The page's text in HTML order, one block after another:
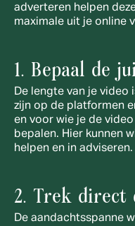
adverteren helpen
maximale uit je online
1. Bepaal de
De lengte van je video
zijn op de platformen
en voor wie je de
bepalen. Hier kunnen
helpen en in adviseren.
2. Trek direct
De aandachtsspanne